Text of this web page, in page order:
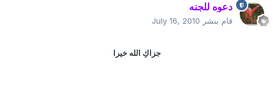
دعوه للجنه
قام بنشر July 16, 2010
جزاكِ الله خيرا